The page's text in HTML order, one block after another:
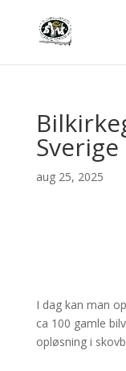
Sverige
aug 25, 2025
I dag kan man
ca 100 gamle
opløsning i